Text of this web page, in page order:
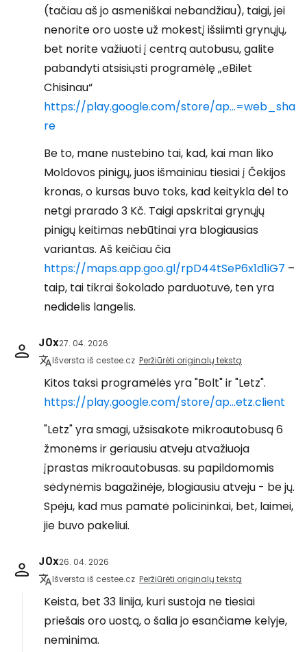
(tačiau aš jo asmeniškai nebandžiau), taigi, jei
nenorite oro uoste už mokestį išsiimti grynųjų,
bet norite važiuoti į centrą autobusu, galite
pabandyti atsisiųsti programėlę „eBilet
Chisinau“
https://play.google.com/store/ap...=web_sha
re
Be to, mane nustebino tai, kad, kai man liko
Moldovos pinigų, juos išmainiau tiesiai į Čekijos
kronas, o kursas buvo toks, kad keitykla dėl to
netgi prarado 3 Kč. Taigi apskritai grynųjų
pinigų keitimas nebūtinai yra blogiausias
variantas. Aš keičiau čia
https://maps.app.goo.gl/rpD44tSeP6x1d1iG7 –
taip, tai tikrai šokolado parduotuvė, ten yra
nedidelis langelis.
J0x27. 04. 2026
Išversta iš cestee.cz Peržiūrėti originalų tekstą
Kitos taksi programėlės yra "Bolt" ir "Letz".
https://play.google.com/store/ap...etz.client
"Letz" yra smagi, užsisakote mikroautobusą 6
žmonėms ir geriausiu atveju atvažiuoja
įprastas mikroautobusas. su papildomomis
sėdynėmis bagažinėje, blogiausiu atveju - be jų.
Spėju, kad mus pamatė policininkai, bet, laimei,
jie buvo pakeliui.
J0x26. 04. 2026
Išversta iš cestee.cz Peržiūrėti originalų tekstą
Keista, bet 33 linija, kuri sustoja ne tiesiai
priešais oro uostą, o šalia jo esančiame kelyje,
neminima.